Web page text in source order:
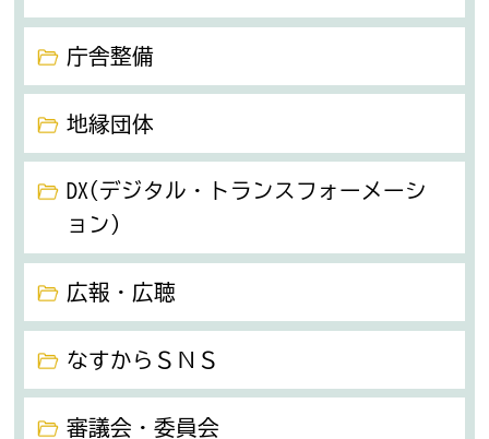
庁舎整備
地縁団体
DX(デジタル・トランスフォーメーシ
ョン）
広報・広聴
なすからＳＮＳ
審議会・委員会